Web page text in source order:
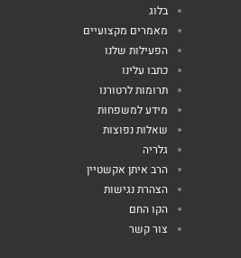
בלוג
מאמרים מקצועיים
הפעילות שלנו
כתבו עלינו
תרומות לרטורנו
מידע למשפחות
שאלות נפוצות
גלריה
הרב איתן אקשטיין
הצהרת נגישות
הקו החם
צור קשר